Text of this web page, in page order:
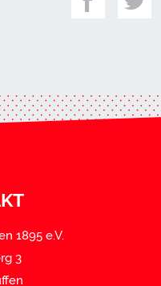
1895 e.V.
3